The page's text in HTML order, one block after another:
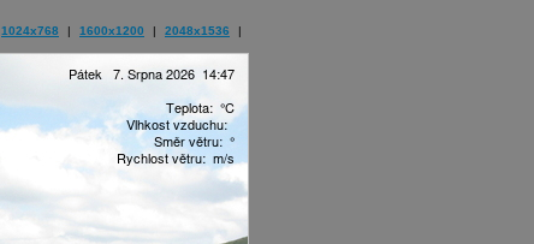
1024x768 | 1600x1200 | 2048x1536 |